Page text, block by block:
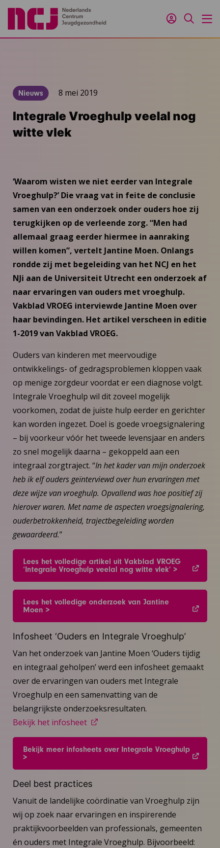
Inloggen
Zoeken
Nieuws 8 mei 2019
Integrale Vroeghulp veelal nog
witte vlek
‘Waarom wisten we niet eerder van Integrale
Vroeghulp?’ Die vraag vat in feite de conclusie
samen van een onderzoek onder ouders hoe zij
terugkijken op de verleende zorg. “Men had
allemaal graag eerder hiermee in aanraking
willen komen”, vertelt Jantine Moen. Onlangs
rondde zij met begeleiding van het NCJ en het
NJi aan de Universiteit Utrecht een onderzoek af
naar ervaringen van ouders met vroeghulp.
Vakblad VROEG interviewde Jantine Moen over
haar bevindingen. Het artikel verscheen in editie
1-2019 van Vakblad VROEG.
Ouders van kinderen met meervoudige
ontwikkelings- of gedragsproblemen kloppen vaak
op menige zorgdeur voordat er een diagnose volgt.
Integrale Vroeghulp wil dit zoveel mogelijk
voorkomen, zodat de juiste hulp eerder en gerichter
kan worden ingezet. Doel is goede vroegsignalering
– bij voorkeur vóór het tweede levensjaar en anders
zo snel mogelijk daarna – gekoppeld aan een
integraal zorgtraject. “In het kader van mijn onderzoek
heb ik elf ouders geïnterviewd over hun ervaringen met
deze wijze van vroeghulp. Opvallend was hoe positief zij
hierover waren. Met name de aspecten vroegsignalering,
ouderbetrokkenheid, trajectbegeleiding worden
gewaardeerd.”
Lees het volledige artikel uit Vakblad VROEG
‘Integrale Vroeghulp veelal nog witte vlek’ >
Lees het volledige onderzoek van Jantine
Moen >
Infosheet ‘Ouders en Integrale Vroeghulp’
Van het onderzoek van Jantine Moen ‘Ouders tijdig
en integraal geholpen’ werd een infosheet gemaakt
over de ervaringen van ouders met Integrale
Vroeghulp en een samenvatting van de
belangrijkste onderzoeksresultaten.
Bekijk het infosheet
Bekijk meer infosheets over Integrale Vroeghulp
>
Deel best practices
Vanuit de landelijke coördinatie van Vroeghulp zijn
wij op zoek naar ervaringen en inspirerende
praktijkvoorbeelden van professionals, gemeenten
én ouders met Integrale Vroeghulp. Bijvoorbeeld: